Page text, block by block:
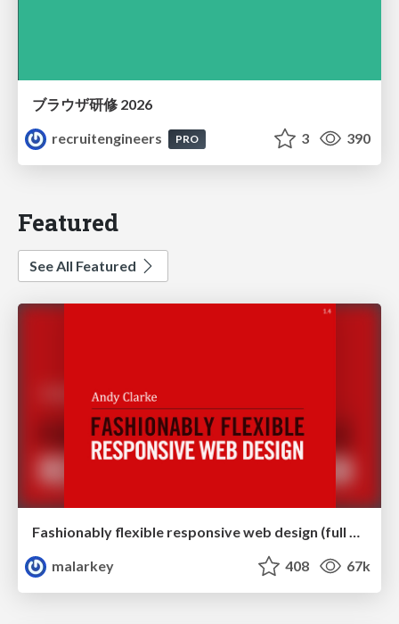
ブラウザ研修 2026
recruitengineers
PRO 3 390
Featured
See All Featured
Fashionably flexible responsive web design (full day workshop)
malarkey
408 67k